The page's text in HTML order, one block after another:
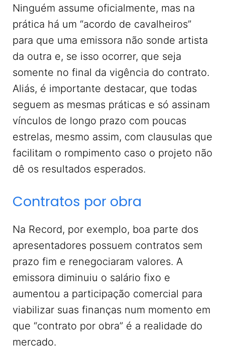
Ninguém assume oficialmente, mas na
prática há um “acordo de cavalheiros”
para que uma emissora não sonde artista
da outra e, se isso ocorrer, que seja
somente no final da vigência do contrato.
Aliás, é importante destacar, que todas
seguem as mesmas práticas e só assinam
vínculos de longo prazo com poucas
estrelas, mesmo assim, com clausulas que
facilitam o rompimento caso o projeto não
dê os resultados esperados.
Contratos por obra
Na Record, por exemplo, boa parte dos
apresentadores possuem contratos sem
prazo fim e renegociaram valores. A
emissora diminuiu o salário fixo e
aumentou a participação comercial para
viabilizar suas finanças num momento em
que “contrato por obra” é a realidade do
mercado.